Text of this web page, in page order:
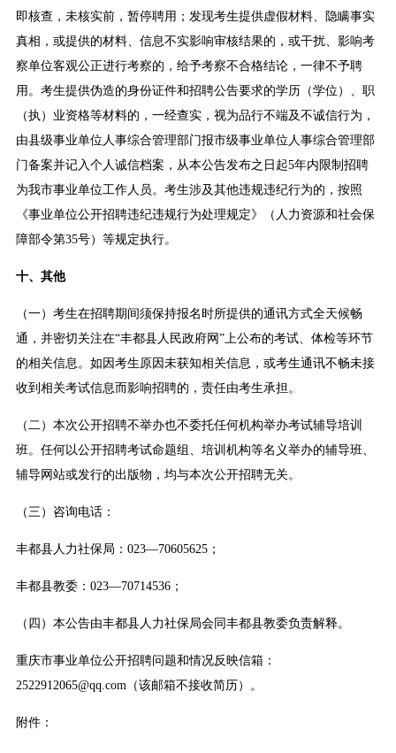
即核查，未核实前，暂停聘用；发现考生提供虚假材料、隐瞒事实
真相，或提供的材料、信息不实影响审核结果的，或干扰、影响考
察单位客观公正进行考察的，给予考察不合格结论，一律不予聘
用。考生提供伪造的身份证件和招聘公告要求的学历（学位）、职
（执）业资格等材料的，一经查实，视为品行不端及不诚信行为，
由县级事业单位人事综合管理部门报市级事业单位人事综合管理部
门备案并记入个人诚信档案，从本公告发布之日起5年内限制招聘
为我市事业单位工作人员。考生涉及其他违规违纪行为的，按照
《事业单位公开招聘违纪违规行为处理规定》（人力资源和社会保
障部令第35号）等规定执行。
十、其他
（一）考生在招聘期间须保持报名时所提供的通讯方式全天候畅
通，并密切关注在“丰都县人民政府网”上公布的考试、体检等环节
的相关信息。如因考生原因未获知相关信息，或考生通讯不畅未接
收到相关考试信息而影响招聘的，责任由考生承担。
（二）本次公开招聘不举办也不委托任何机构举办考试辅导培训
班。任何以公开招聘考试命题组、培训机构等名义举办的辅导班、
辅导网站或发行的出版物，均与本次公开招聘无关。
（三）咨询电话：
丰都县人力社保局：023—70605625；
丰都县教委：023—70714536；
（四）本公告由丰都县人力社保局会同丰都县教委负责解释。
重庆市事业单位公开招聘问题和情况反映信箱：
2522912065@qq.com（该邮箱不接收简历）。
附件：